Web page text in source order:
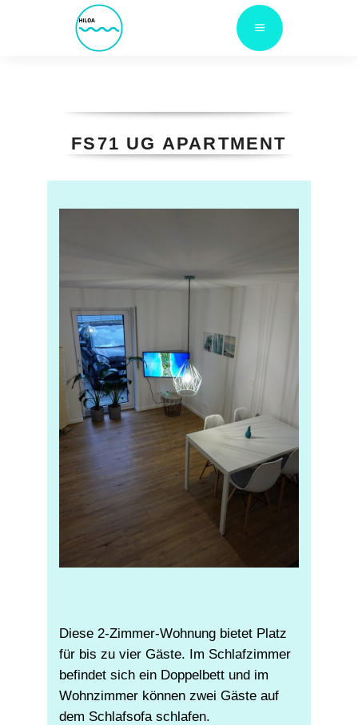
FS71 UG APARTMENT
Diese 2-Zimmer-Wohnung bietet Platz
für bis zu vier Gäste. Im Schlafzimmer
befindet sich ein Doppelbett und im
Wohnzimmer können zwei Gäste auf
dem Schlafsofa schlafen.